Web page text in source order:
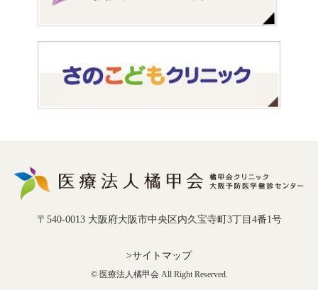
〒540-0013 大阪府大阪市中央区内久宝寺町3丁目4番1号
>サイトマップ
© 医療法人橘甲会 All Right Reserved.